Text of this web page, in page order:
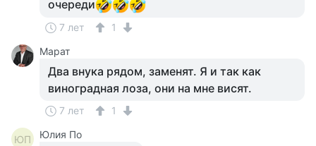
очереди
7 лет
1
Марат
Два внука рядом, заменят. Я и так как
виноградная лоза, они на мне висят.
7 лет 1
ЮП Юлия По